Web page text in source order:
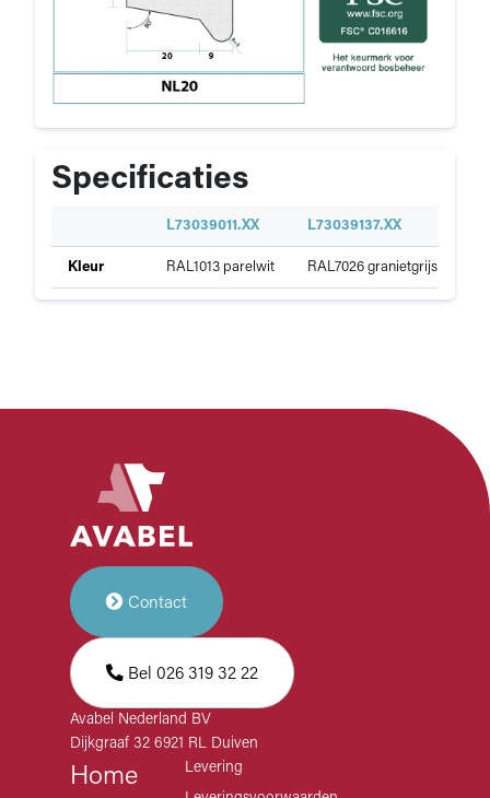
Specificaties
Specificaties
Neuslat
p
e
c
a
L73039011.XX L73039137.XX
Kleur RAL1013 parelwit RAL7026 granietgrijs
Contact
Bel 026 319 32 22
Avabel Nederland BV
Dijkgraaf 32 6921 RL Duiven
Home
Levering